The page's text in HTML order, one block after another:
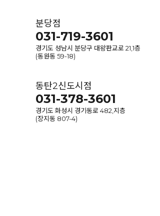
분당점
031-719-3601
경기도 성남시 분당구 대왕판교로 21,1층
(동원동 59-18)
동탄2신도시점
031-378-3601
경기도 화성시 경기동로 482,지층
(장지동 807-4)